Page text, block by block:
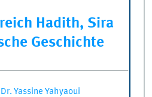
Hadith, Sira
Geschichte
Dr. Yassine Yahyaoui